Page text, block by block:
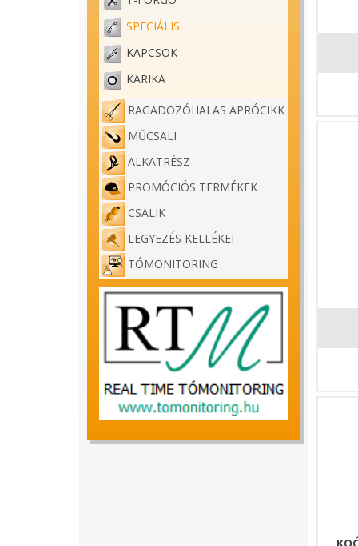
SPECIÁLIS
KAPCSOK
KARIKA
RAGADOZÓHALAS APRÓCIKK
MŰCSALI
ALKATRÉSZ
PROMÓCIÓS TERMÉKEK
CSALIK
LEGYEZÉS KELLÉKEI
TÓMONITORING